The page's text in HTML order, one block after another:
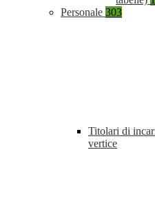
Personale 303
Titolari di
vertice